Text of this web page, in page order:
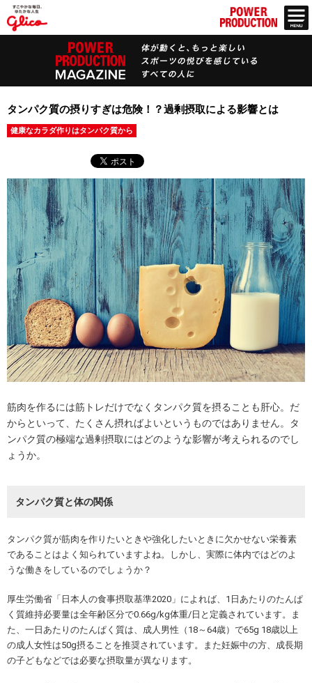
タンパク質の摂りすぎは危険！？過剰摂取による影響とは
健康なカラダ作りはタンパク質から
筋肉を作るには筋トレだけでなくタンパク質を摂ることも肝心。だ
からといって、たくさん摂ればよいというものではありません。タ
ンパク質の極端な過剰摂取にはどのような影響が考えられるのでし
ょうか。
タンパク質と体の関係
タンパク質が筋肉を作りたいときや強化したいときに欠かせない栄養素
であることはよく知られていますよね。しかし、実際に体内ではどのよ
うな働きをしているのでしょうか？
厚生労働省「日本人の食事摂取基準2020」によれば、1日あたりのたんぱ
く質維持必要量は全年齢区分で0.66g/kg体重/日と定義されています。ま
た、一日あたりのたんぱく質は、成人男性（18～64歳）で65g 18歳以上
の成人女性は50g摂ることを推奨されています。また妊娠中の方、成長期
の子どもなどでは必要な摂取量が異なります。